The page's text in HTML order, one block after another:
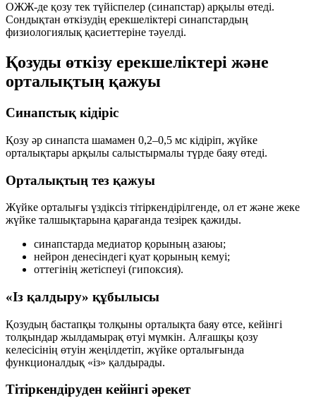
ОЖЖ-де қозу тек түйіспелер (синапстар) арқылы өтеді.
Сондықтан өткізудің ерекшеліктері синапстардың
физиологиялық қасиеттеріне тәуелді.
Қозуды өткізу ерекшеліктері және
орталықтың қажуы
Синапстық кідіріс
Қозу әр синапста шамамен 0,2–0,5 мс кідіріп, жүйке
орталықтары арқылы салыстырмалы түрде баяу өтеді.
Орталықтың тез қажуы
Жүйке орталығы үздіксіз тітіркендірілгенде, ол ет және жеке
жүйке талшықтарына қарағанда тезірек қажиды.
синапстарда медиатор қорының азаюы;
нейрон денесіндегі қуат қорының кемуі;
оттегінің жетіспеуі (гипоксия).
«Із қалдыру» құбылысы
Қозудың бастапқы толқыны орталықта баяу өтсе, кейінгі
толқындар жылдамырақ өтуі мүмкін. Алғашқы қозу
келесісінің өтуін жеңілдетіп, жүйке орталығында
функционалдық «із» қалдырады.
Тітіркендіруден кейінгі әрекет